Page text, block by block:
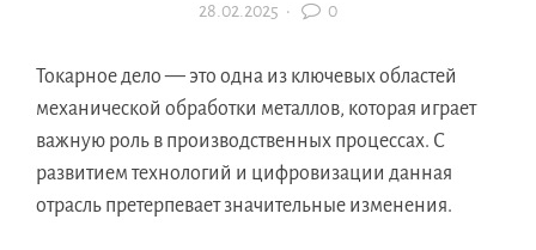
28.02.2025 · 0
Токарное дело — это одна из ключевых областей
механической обработки металлов, которая играет
важную роль в производственных процессах. С
развитием технологий и цифровизации данная
отрасль претерпевает значительные изменения.